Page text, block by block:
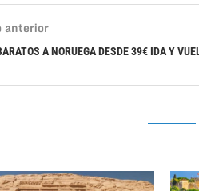
anterior
A NORUEGA DESDE 39€ IDA Y